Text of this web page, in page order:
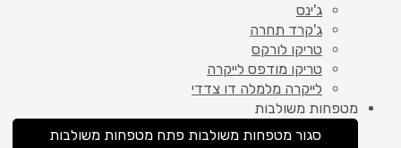
ג'ינס
ג'קרד תחרה
טריקו לורקס
טריקו מודפס לייקרה
לייקרה מלמלה דו צדדי
מטפחות משולבות
סגור מטפחות משולבות פתח מטפחות משולבות